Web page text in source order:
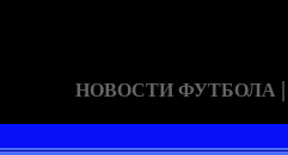
НОВОСТИ ФУТБОЛА |